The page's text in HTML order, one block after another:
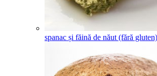
spanac și făină de năut (fără gluten)